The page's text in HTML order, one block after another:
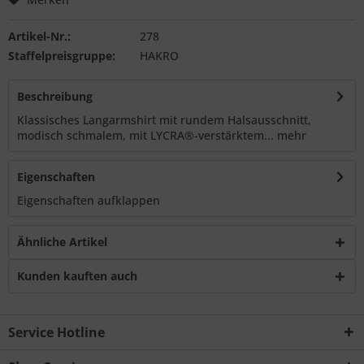
Artikel-Nr.:
278
Staffelpreisgruppe:
HAKRO
Beschreibung
Klassisches Langarmshirt mit rundem Halsausschnitt,
modisch schmalem, mit LYCRA®-verstärktem... mehr
Eigenschaften
Eigenschaften aufklappen
Ähnliche Artikel
Kunden kauften auch
Service Hotline